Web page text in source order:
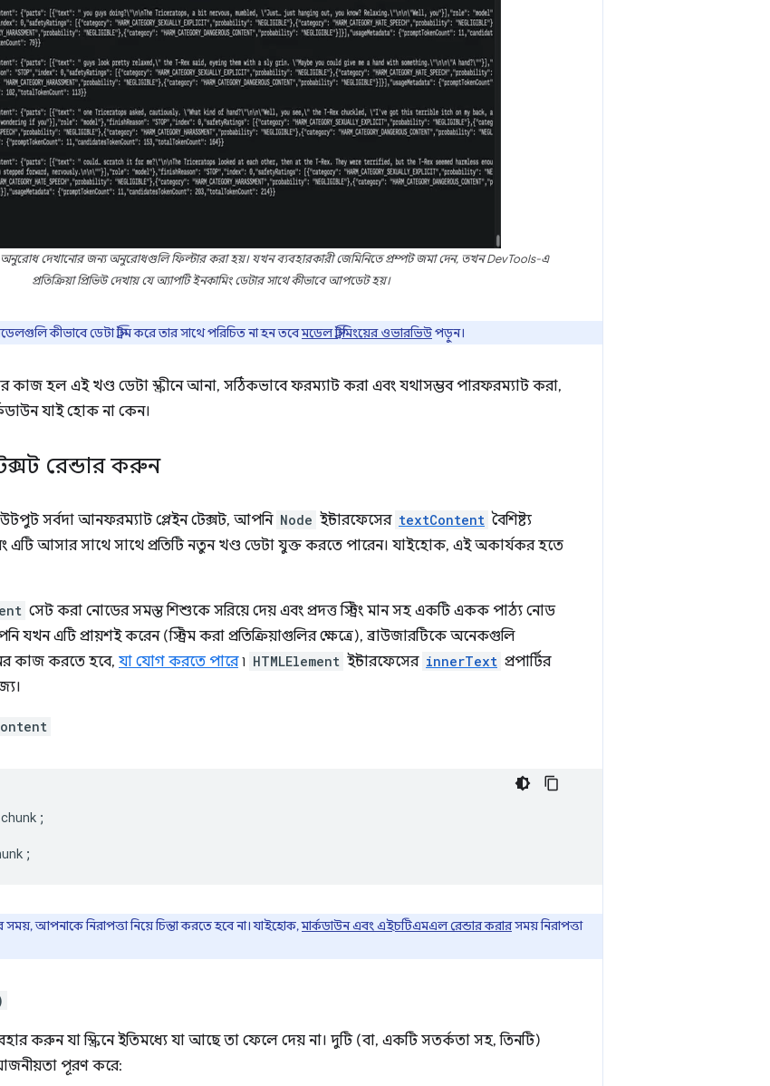
অনুরোধ দেখানোর জন্য অনুরোধগুলি ফিল্টার করা হয়। যখন ব্যবহারকারী জেমিনিতে প্রম্পট জমা দেন, তখন DevTools-এ
প্রতিক্রিয়া প্রিভিউ দেখায় যে অ্যাপটি ইনকামিং ডেটার সাথে কীভাবে আপডেট হয়।
কীভাবে ডেটা স্ট্রিম করে তার সাথে পরিচিত না হন তবেমডেল স্ট্রিমিংয়ের ওভারভিউপড়ুন।
কাজ হল এই খণ্ড ডেটা স্ক্রীনে আনা, সঠিকভাবে ফরম্যাট করা এবং যথাসম্ভব পারফরম্যাট করা,
যাই হোক না কেন।
রেন্ডার করুন
সর্বদা আনফরম্যাট প্লেইন টেক্সট, আপনি Node ইন্টারফেসের textContent বৈশিষ্ট্য
এটি আসার সাথে সাথে প্রতিটি নতুন খণ্ড ডেটা যুক্ত করতে পারেন। যাইহোক, এই অকার্যকর হতে
সেট করা নোডের সমস্ত শিশুকে সরিয়ে দেয় এবং প্রদত্ত স্ট্রিং মান সহ একটি একক পাঠ্য নোড
যখন এটি প্রায়শই করেন (স্ট্রিম করা প্রতিক্রিয়াগুলির ক্ষেত্রে), ব্রাউজারটিকে অনেকগুলি
কাজ করতে হবে, যা যোগ করতে পারে৷ HTMLElement ইন্টারফেসের innerText প্রপার্টির
chunk ;
;
সময়, আপনাকে নিরাপত্তা নিয়ে চিন্তা করতে হবে না। যাইহোক,মার্কডাউন এবং এইচটিএমএল রেন্ডার করারসময় নিরাপত্তা
করুন যা স্ক্রিনে ইতিমধ্যে যা আছে তা ফেলে দেয় না। দুটি (বা, একটি সতর্কতা সহ, তিনটি)
পূরণ করে: